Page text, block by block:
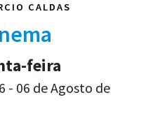
CALDAS
feira
- 06 de Agosto de